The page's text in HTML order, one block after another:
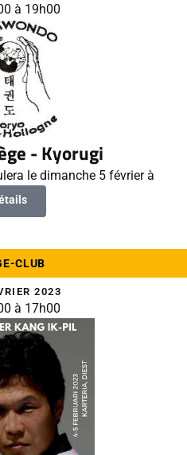
à 19h00
- Kyorugi
le dimanche 5 février à
CLUB
2023
à 17h00